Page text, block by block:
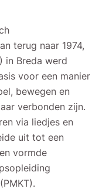
terug naar 1974,
in Breda werd
voor een manier
bewegen en
verbonden zijn.
via liedjes en
uit tot een
vormde